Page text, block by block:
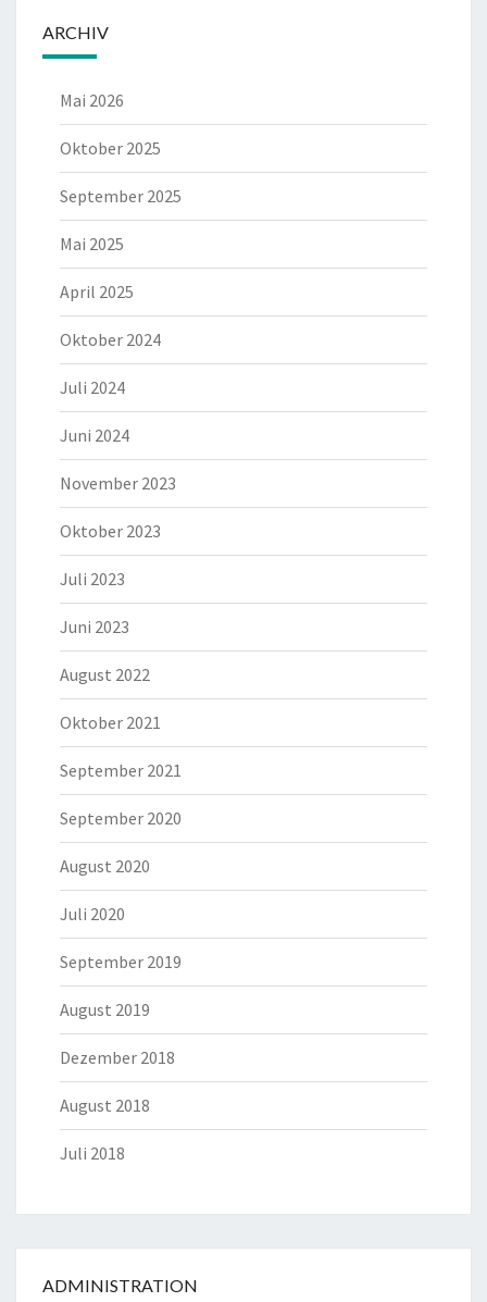
ARCHIV
Mai 2026
Oktober 2025
September 2025
Mai 2025
April 2025
Oktober 2024
Juli 2024
Juni 2024
November 2023
Oktober 2023
Juli 2023
Juni 2023
August 2022
Oktober 2021
September 2021
September 2020
August 2020
Juli 2020
September 2019
August 2019
Dezember 2018
August 2018
Juli 2018
ADMINISTRATION